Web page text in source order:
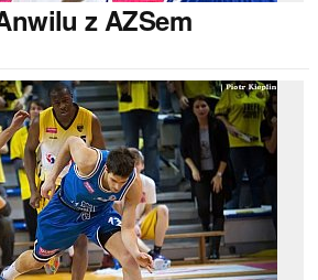
z AZSem